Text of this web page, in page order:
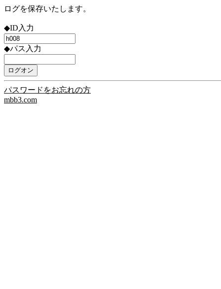
ログを保存いたします。
◆ID入力
◆パス入力
パスワードをお忘れの方
mbb3.com